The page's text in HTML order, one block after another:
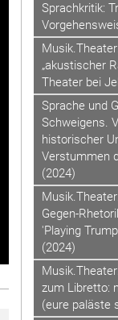
Sprachkritik:
„akustischer
Theater bei
Sprache und
Schweigens.
historischer
Verstummen
(2024)
Gegen-
'Playing
(2024)
zum Libretto:
(eure paläste